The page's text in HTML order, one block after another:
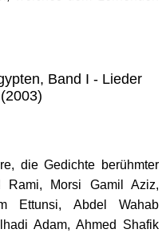
Band I - Lieder
die Gedichte berühmter
Rami, Morsi Gamil Aziz,
Ettunsi, Abdel Wahab
Adam, Ahmed Shafik